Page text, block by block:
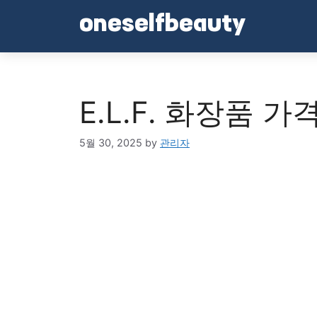
oneselfbeauty
E.L.F. 화장품 가
5월 30, 2025 by 관리자